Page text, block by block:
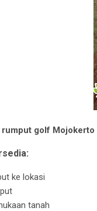
rumput golf Mojokerto
ke lokasi
tanah